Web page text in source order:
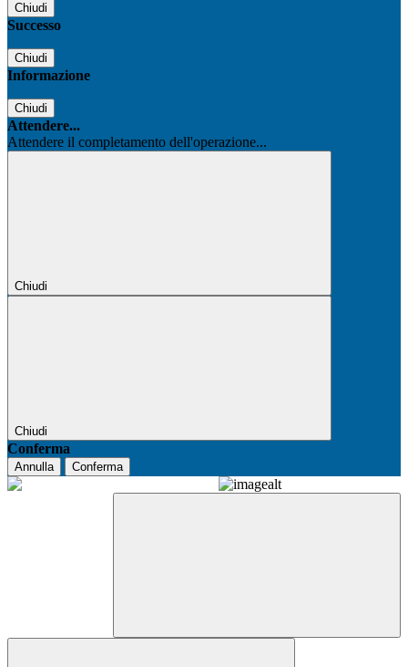
Chiudi
Successo
Chiudi
Informazione
Chiudi
Attendere...
Attendere il completamento dell'operazione...
Chiudi
Chiudi
Conferma
Annulla Conferma